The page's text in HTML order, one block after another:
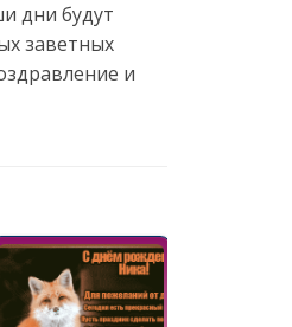
дни будут
заветных
и